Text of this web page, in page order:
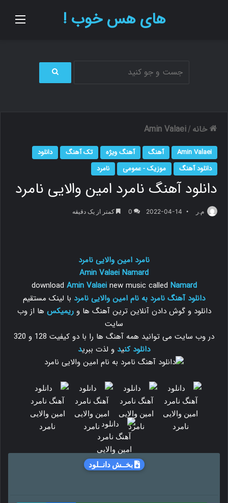
های هس خوب !
ج
ر
ا
خانه /
Amin Valaei
Amin Valaei آهنگ آهنگ ویژه تک آهنگ
دانلود
دانلود آهنگ
موزیک - عمومی نامرد
دانلود آهنگ نامرد امین والایی نامرد
م.ر 2022-04-14
0 کمتر از یک دقیقه
نامرد امین والایی نامرد
Amin Valaei Namard
download Amin Valaeinew music called Namard
دانلود آهنگ نامرد به نام امین والایی نامرد با لینک مستقیم
دانلود و گوش دادن آنلاین ترین آهنگ ها وریمیکس ها از وب
سایت
در وب سایت می توانید همه آهنگ ها را با دو کیفیت 128 و 320
دانلود کنید و لذت ببرید
بخــش دانــلود